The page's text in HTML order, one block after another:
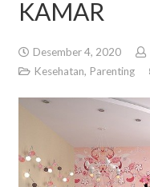
KAMAR
Desember 4, 2020
Kesehatan, Parenting